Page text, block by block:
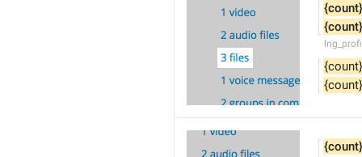
{count}
{count}
{count}
{count}
{count}